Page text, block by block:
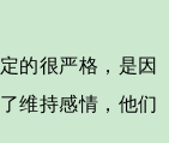
的很严格，是因
维持感情，他们